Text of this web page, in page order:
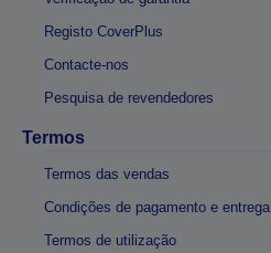
Registo CoverPlus
Contacte-nos
Pesquisa de revendedores
Termos
Termos das vendas
Condições de pagamento e entrega
Termos de utilização